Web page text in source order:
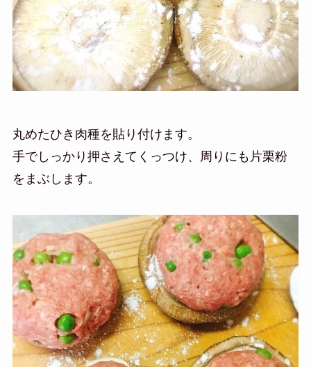
丸めたひき肉種を貼り付けます。
手でしっかり押さえてくっつけ、周りにも片栗粉
をまぶします。